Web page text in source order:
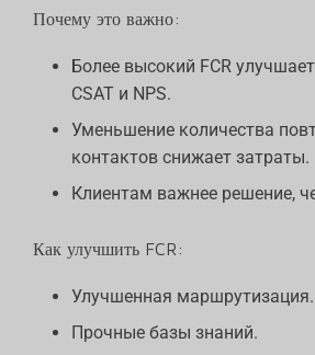
Почему это важно:
Более высокий FCR
CSAT и NPS.
Уменьшение количества
контактов снижает затраты.
Клиентам важнее решение,
Как улучшить FCR:
Улучшенная маршрутизация.
Прочные базы знаний.